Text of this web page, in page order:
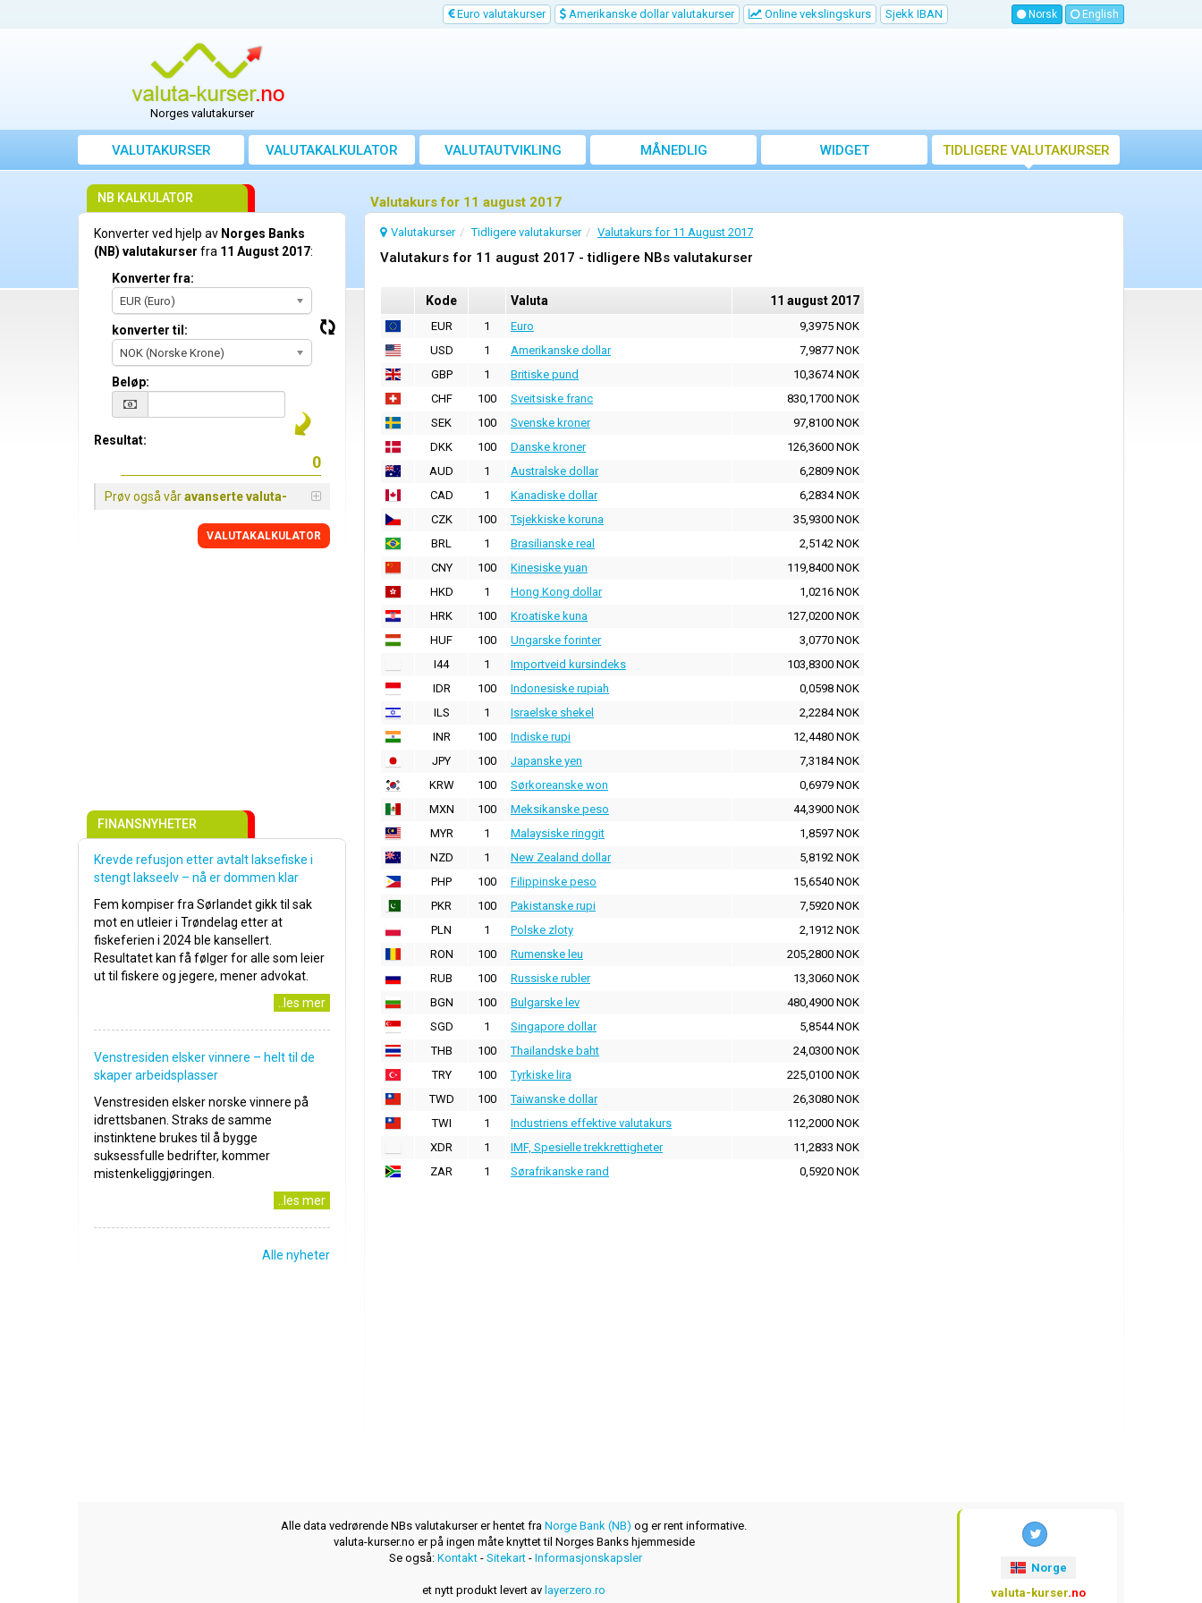
Euro valutakurser Amerikanske dollar valutakurser Online vekslingskurs Sjekk IBAN Norsk English
Norges valutakurser
VALUTAKURSER VALUTAKALKULATOR VALUTAUTVIKLING
MÅNEDLIG
GJENNOMSNITTSKURS
WIDGET TIDLIGERE VALUTAKURSER
Valutakurs for 11 august 2017
Valutakurser Tidligere valutakurser Valutakurs for 11 August 2017
Valutakurs for 11 august 2017 - tidligere NBs valutakurser
Kode Valuta 11 august 2017
EUR 1 Euro
9,3975 NOK
USD
1 Amerikanske dollar
7,9877 NOK
GBP
1 Britiske pund
10,3674 NOK
CHF
100 Sveitsiske franc
830,1700 NOK
SEK
100 Svenske kroner
97,8100 NOK
DKK
100 Danske kroner
126,3600 NOK
AUD
1 Australske dollar
6,2809 NOK
CAD
1 Kanadiske dollar
6,2834 NOK
CZK
100 Tsjekkiske koruna
35,9300 NOK
BRL
1 Brasilianske real
2,5142 NOK
CNY
100 Kinesiske yuan
119,8400 NOK
HKD
1 Hong Kong dollar
1,0216 NOK
HRK
100 Kroatiske kuna
127,0200 NOK
HUF
100 Ungarske forinter
3,0770 NOK
I44
1 Importveid kursindeks
103,8300 NOK
IDR
100 Indonesiske rupiah
0,0598 NOK
ILS
1 Israelske shekel
2,2284 NOK
INR
100 Indiske rupi
12,4480 NOK
JPY
100 Japanske yen
7,3184 NOK
KRW
100 Sørkoreanske won
0,6979 NOK
MXN
100 Meksikanske peso
44,3900 NOK
MYR
1 Malaysiske ringgit
1,8597 NOK
NZD
1 New Zealand dollar
5,8192 NOK
PHP
100 Filippinske peso
15,6540 NOK
PKR
100 Pakistanske rupi
7,5920 NOK
PLN
1 Polske zloty
2,1912 NOK
RON
100 Rumenske leu
205,2800 NOK
RUB
100 Russiske rubler
13,3060 NOK
BGN
100 Bulgarske lev
480,4900 NOK
SGD
1 Singapore dollar
5,8544 NOK
THB
100 Thailandske baht
24,0300 NOK
TRY
100 Tyrkiske lira
225,0100 NOK
TWD
100 Taiwanske dollar
26,3080 NOK
TWI
1 Industriens effektive valutakurs
112,2000 NOK
XDR
1 IMF, Spesielle trekkrettigheter
11,2833 NOK
ZAR
1 Sørafrikanske rand 0,5920 NOK
NB KALKULATOR
Konverter ved hjelp av Norges Banks
(NB) valutakurser fra 11 August 2017:
Konverter fra:
EUR (Euro)
konverter til:
NOK (Norske Krone)
Beløp:
Resultat:
Prøv også våravanserte valuta-
VALUTAKALKULATOR
FINANSNYHETER
Krevde refusjon etter avtalt laksefiske i
stengt lakseelv – nå er dommen klar
Fem kompiser fra Sørlandet gikk til sak
mot en utleier i Trøndelag etter at
fiskeferien i 2024 ble kansellert.
Resultatet kan få følger for alle som leier
ut til fiskere og jegere, mener advokat.
..les mer
Venstresiden elsker vinnere – helt til de
skaper arbeidsplasser
Venstresiden elsker norske vinnere på
idrettsbanen. Straks de samme
instinktene brukes til å bygge
suksessfulle bedrifter, kommer
mistenkeliggjøringen.
..les mer
Alle nyheter
Alle data vedrørende NBs valutakurser er hentet fra Norge Bank (NB) og er rent informative.
valuta-kurser.no er på ingen måte knyttet til Norges Banks hjemmeside
Se også: Kontakt- Sitekart- Informasjonskapsler
et nytt produkt levert av layerzero.ro
Norge
valuta-kurser.no